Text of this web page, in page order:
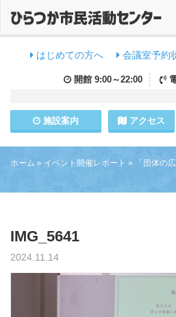
はじめての方へ 会議室予約
開館 9:00～22:00
施設案内 アクセス
ホーム » イベント開催レポート »
「団体の
IMG_5641
2024.11.14